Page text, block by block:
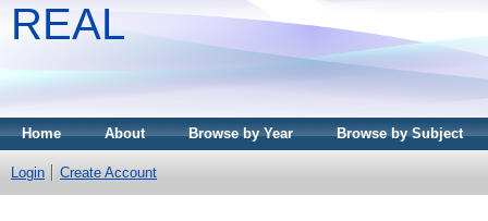
REAL
Home About Browse by Year Browse by Subject
Login Create Account